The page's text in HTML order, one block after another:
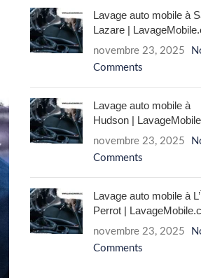
Lavage auto mobile à
Lazare |
novembre 23, 2025
Comments
Lavage auto mobile à
Hudson |
novembre 23, 2025
Comments
Lavage auto mobile à
Perrot |
novembre 23, 2025
Comments